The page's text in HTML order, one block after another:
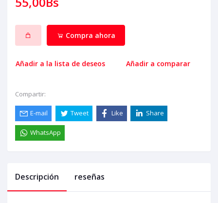
Compra ahora
Añadir a la lista de deseos Añadir a comparar
Compartir:
E-mail Tweet Like Share
WhatsApp
Descripción reseñas